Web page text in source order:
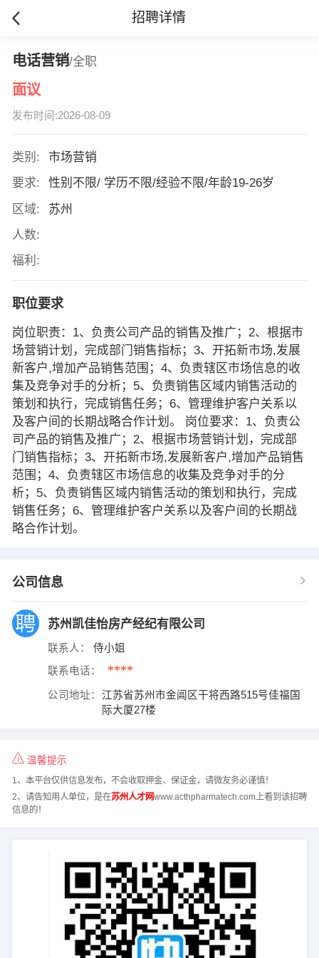
招聘详情
电话营销/全职
面议
发布时间:2026-08-09
类别:
市场营销
要求:
性别不限/ 学历不限/经验不限/年龄19-26岁
区域:
苏州
人数:
福利:
职位要求
岗位职责：1、负责公司产品的销售及推广；2、根据市
场营销计划，完成部门销售指标；3、开拓新市场,发展
新客户,增加产品销售范围；4、负责辖区市场信息的收
集及竞争对手的分析；5、负责销售区域内销售活动的
策划和执行，完成销售任务；6、管理维护客户关系以
及客户间的长期战略合作计划。 岗位要求：1、负责公
司产品的销售及推广；2、根据市场营销计划，完成部
门销售指标；3、开拓新市场,发展新客户,增加产品销售
范围；4、负责辖区市场信息的收集及竞争对手的分
析；5、负责销售区域内销售活动的策划和执行，完成
销售任务；6、管理维护客户关系以及客户间的长期战
略合作计划。
公司信息
苏州凯佳怡房产经纪有限公司
联系人： 侍小姐
联系电话： ****
公司地址：
江苏省苏州市金阊区干将西路515号佳福国
际大厦27楼
温馨提示
1、本平台仅供信息发布，不会收取押金、保证金，请微友务必谨慎！
2、请告知用人单位，是在苏州人才网www.acthpharmatech.com上看到该招聘
信息的！